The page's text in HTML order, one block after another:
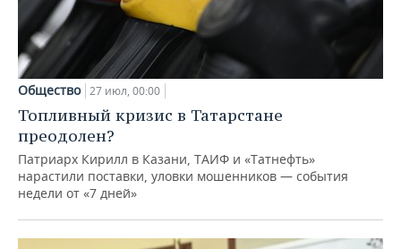
Общество 27 июл, 00:00
Топливный кризис в Татарстане
преодолен?
Патриарх Кирилл в Казани, ТАИФ и «Татнефть»
нарастили поставки, уловки мошенников — события
недели от «7 дней»